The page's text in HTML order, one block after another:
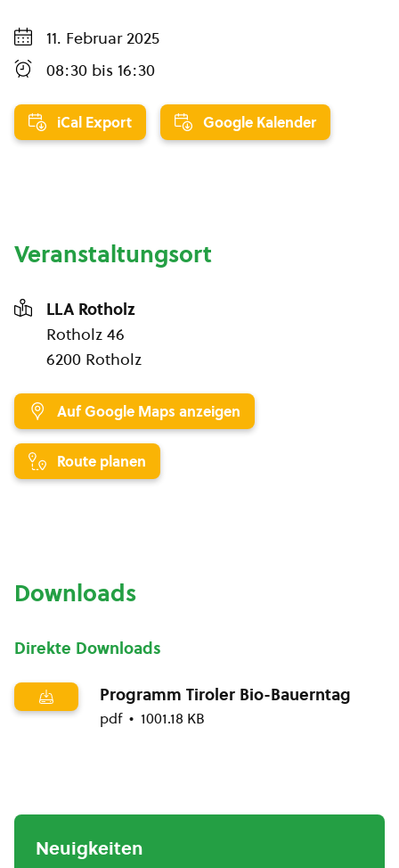
11. Februar 2025
08:30 bis 16:30
iCal Export Google Kalender
Veranstaltungsort
LLA Rotholz
Rotholz 46
6200 Rotholz
Auf Google Maps anzeigen
Route planen
Downloads
Direkte Downloads
Programm Tiroler Bio-Bauerntag
pdf 1001.18 KB
Neuigkeiten